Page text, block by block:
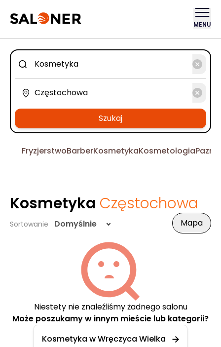
MENU
Szukaj
FryzjerstwoBarberKosmetykaKosmetologia
Kosmetyka Częstochowa
Sortowanie Domyślnie Mapa
Niestety nie znaleźliśmy żadnego salonu
Może poszukamy w innym mieście lub kategorii?
Kosmetyka w Wręczyca Wielka